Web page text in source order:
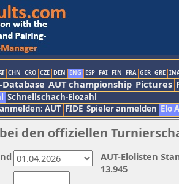
CHN CRO CZE DEN ENG ESP FAI FIN FRA GER GRE
AUT championship Pictures
Schnellschach-Elozahl
AUT FIDE Spieler anmelden Elo
den offiziellen
AUT-Elolisten
13.945